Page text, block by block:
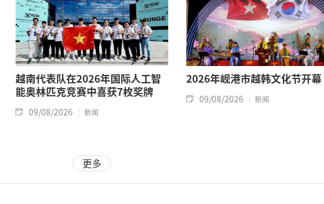
越南代表队在2026年国际人工智
能奥林匹克竞赛中喜获7枚奖牌
09/08/2026 新闻
2026年岘港市越韩文化节开幕
09/08/2026 新闻
更多